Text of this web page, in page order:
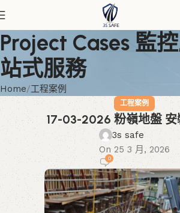
Project Cases 監
站式服務
Home 工程案例
工程案例
17-03-2026 粉嶺地盤 安
3s safe
On 25 3 月, 2026
0